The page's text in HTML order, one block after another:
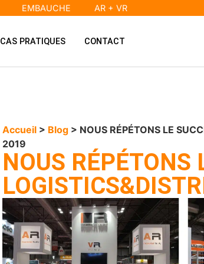
EMBAUCHE AR + VR
CAS PRATIQUES CONTACT
Accueil > Blog > NOUS RÉPÉTONS LE
2019
NOUS RÉPÉTONS